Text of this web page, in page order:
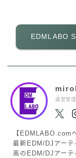
EDMLABO
運営管理
【EDMLABO.com
最新EDM/DJアーテ
高のEDM/DJアー